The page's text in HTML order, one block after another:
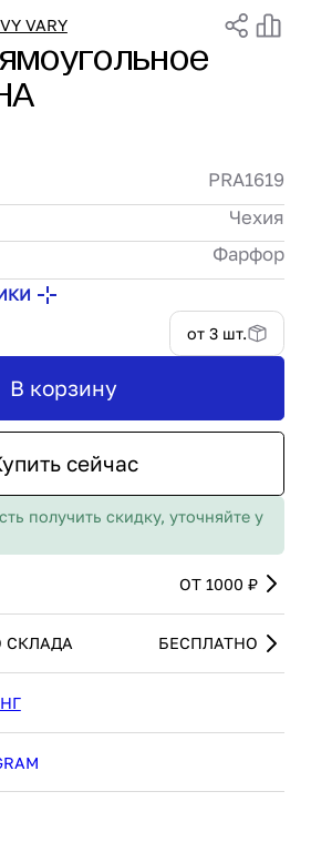
VARY
PRA1619
Чехия
Фарфор
от 3 шт.
сейчас
В корзину
получить скидку, уточняйте у
ОТ 1000 ₽
СКЛАДА БЕСПЛАТНО